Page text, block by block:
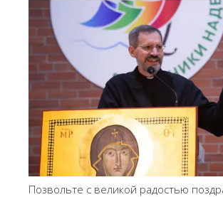
Позвольте с великой радостью